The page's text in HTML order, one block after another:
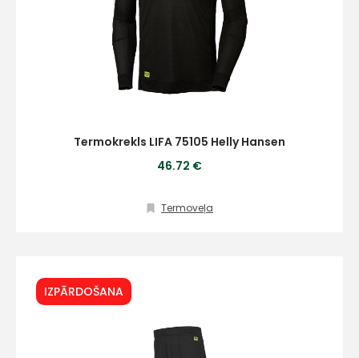
Termokrekls LIFA 75105 Helly Hansen
46.72 €
Termoveļa
IZPĀRDOŠANA